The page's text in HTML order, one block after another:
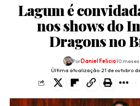
Lagum é
nos shows do
Dragons no
Última atualização: 21 de outubro de
PorDaniel Felicio10